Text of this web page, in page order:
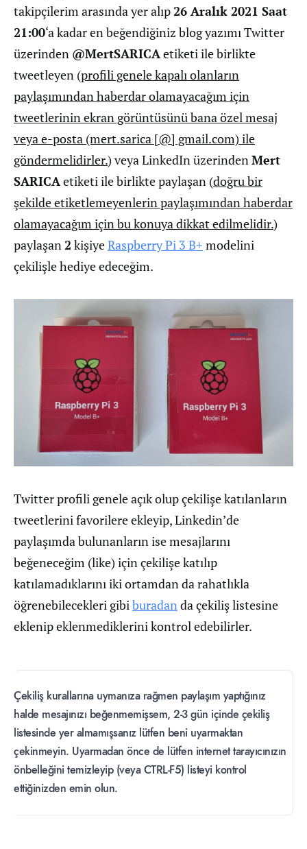
takipçilerim arasında yer alıp26 Aralık 2021 Saat
21:00‘a kadar en beğendiğiniz blog yazımı Twitter
üzerinden @MertSARICAetiketi ile birlikte
tweetleyen (profili genele kapalı olanların
paylaşımından haberdar olamayacağım için
tweetlerinin ekran görüntüsünü bana özel mesaj
veya e-posta (mert.sarica [@] gmail.com) ile
göndermelidirler.) veya LinkedIn üzerindenMert
SARICAetiketi ile birlikte paylaşan (doğru bir
şekilde etiketlemeyenlerin paylaşımından haberdar
olamayacağım için bu konuya dikkat edilmelidir.)
paylaşan2 kişiyeRaspberry Pi 3 B+ modelini
çekilişle hediye edeceğim.
Twitter profili genele açık olup çekilişe katılanların
tweetlerini favorilere ekleyip, Linkedin’de
paylaşımda bulunanların ise mesajlarını
beğeneceğim (like) için çekilişe katılıp
katılamadıklarını iki ortamdan da rahatlıkla
öğrenebilecekleri gibi buradan da çekiliş listesine
eklenip eklenmediklerini kontrol edebilirler.
Çekiliş kurallarına uymanıza rağmen paylaşım yaptığınız
halde mesajınızı beğenmemişsem, 2-3 gün içinde çekiliş
listesinde yer almamışsanız lütfen beni uyarmaktan
çekinmeyin. Uyarmadan önce de lütfen internet tarayıcınızın
önbelleğini temizleyip (veya CTRL-F5) listeyi kontrol
ettiğinizden emin olun.